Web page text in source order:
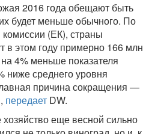
2016 года обещают быть
будет меньше обычного. По
(ЕК), страны
в этом году примерно 166 млн
4% меньше показателя
ниже среднего уровня
причина сокращения —
передает DW.
хозяйство еще весной сильно